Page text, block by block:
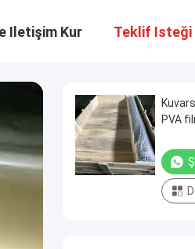
Iletişim Kur Teklif Isteği
PVA